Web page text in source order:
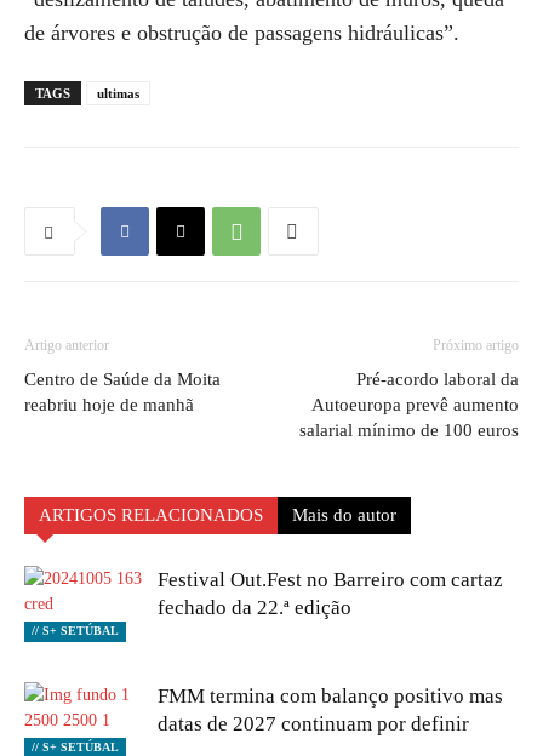
de árvores e obstrução de passagens hidráulicas”.
TAGS ultimas
Artigo anterior
Centro de Saúde da Moita
reabriu hoje de manhã
Próximo artigo
Pré-acordo laboral da
Autoeuropa prevê aumento
salarial mínimo de 100 euros
ARTIGOS RELACIONADOS Mais do autor
// S+ SETÚBAL
Festival Out.Fest no Barreiro com cartaz
fechado da 22.ª edição
// S+ SETÚBAL
FMM termina com balanço positivo mas
datas de 2027 continuam por definir